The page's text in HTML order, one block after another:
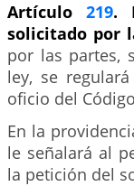
Artículo 219.
solicitado por
por las partes,
ley, se
oficio del
En la
le señalará al
la petición del